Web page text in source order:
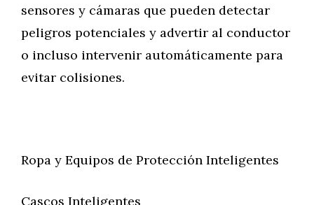
sensores y cámaras que pueden detectar
peligros potenciales y advertir al conductor
o incluso intervenir automáticamente para
evitar colisiones.
Ropa y Equipos de Protección Inteligentes
Cascos Inteligentes